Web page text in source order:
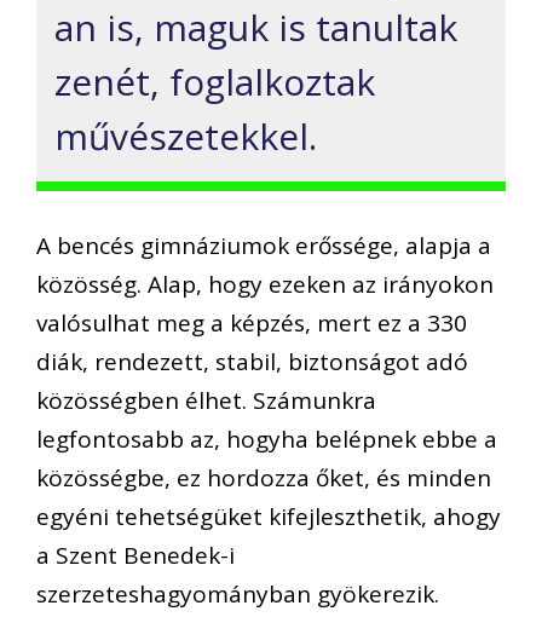
an is, maguk is tanultak
zenét, foglalkoztak
művészetekkel.
A bencés gimnáziumok erőssége, alapja a
közösség. Alap, hogy ezeken az irányokon
valósulhat meg a képzés, mert ez a 330
diák, rendezett, stabil, biztonságot adó
közösségben élhet. Számunkra
legfontosabb az, hogyha belépnek ebbe a
közösségbe, ez hordozza őket, és minden
egyéni tehetségüket kifejleszthetik, ahogy
a Szent Benedek-i
szerzeteshagyományban gyökerezik.